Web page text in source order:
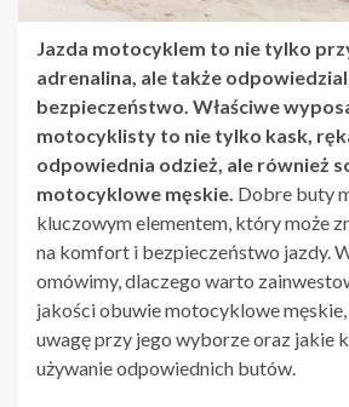
Jazda motocyklem to nie tylko
adrenalina, ale także
bezpieczeństwo. Właściwe
motocyklisty to nie tylko kask,
odpowiednia odzież, ale również
motocyklowe męskie. Dobre buty
kluczowym elementem, który może
na komfort i bezpieczeństwo jazdy.
omówimy, dlaczego warto
jakości obuwie motocyklowe męskie,
uwagę przy jego wyborze oraz jakie
używanie odpowiednich butów.